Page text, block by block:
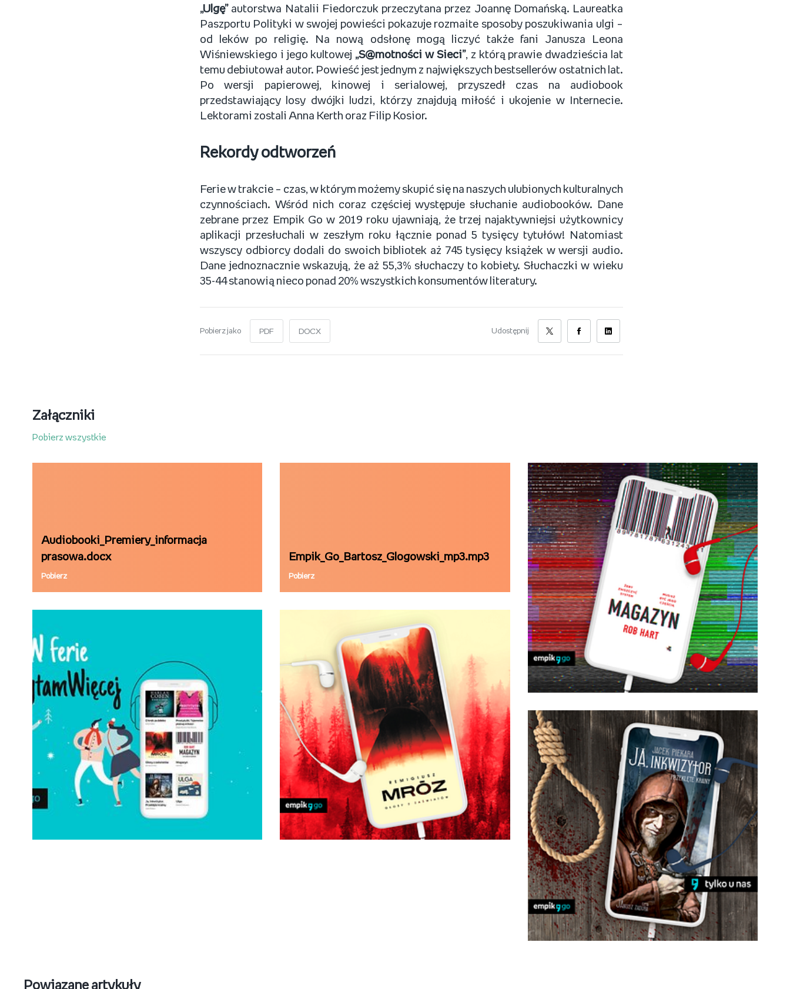
„Ulgę”autorstwa Natalii Fiedorczuk przeczytana przez Joannę Domańską. Laureatka
Paszportu Polityki w swojej powieści pokazuje rozmaite sposoby poszukiwania ulgi –
od leków po religię. Na nową odsłonę mogą liczyć także fani Janusza Leona
Wiśniewskiego i jego kultowej „S@motności w Sieci”, z którą prawie dwadzieścia lat
temu debiutował autor. Powieść jest jednym z największych bestsellerów ostatnich lat.
Po wersji papierowej, kinowej i serialowej, przyszedł czas na audiobook
przedstawiający losy dwójki ludzi, którzy znajdują miłość i ukojenie w Internecie.
Lektorami zostali Anna Kerth oraz Filip Kosior.
Rekordy odtworzeń
Ferie w trakcie – czas, w którym możemy skupić się na naszych ulubionych kulturalnych
czynnościach. Wśród nich coraz częściej występuje słuchanie audiobooków. Dane
zebrane przez Empik Go w 2019 roku ujawniają, że trzej najaktywniejsi użytkownicy
aplikacji przesłuchali w zeszłym roku łącznie ponad 5 tysięcy tytułów! Natomiast
wszyscy odbiorcy dodali do swoich bibliotek aż 745 tysięcy książek w wersji audio.
Dane jednoznacznie wskazują, że aż 55,3% słuchaczy to kobiety. Słuchaczki w wieku
35-44 stanowią nieco ponad 20% wszystkich konsumentów literatury.
Pobierz jako PDF DOCX Udostępnij
Załączniki
Pobierz wszystkie
Audiobooki_Premiery_informacja
prasowa.docx
Pobierz
Empik_Go_Bartosz_Glogowski_mp3.mp3
Pobierz
Pobierz
Powiązane artykuły